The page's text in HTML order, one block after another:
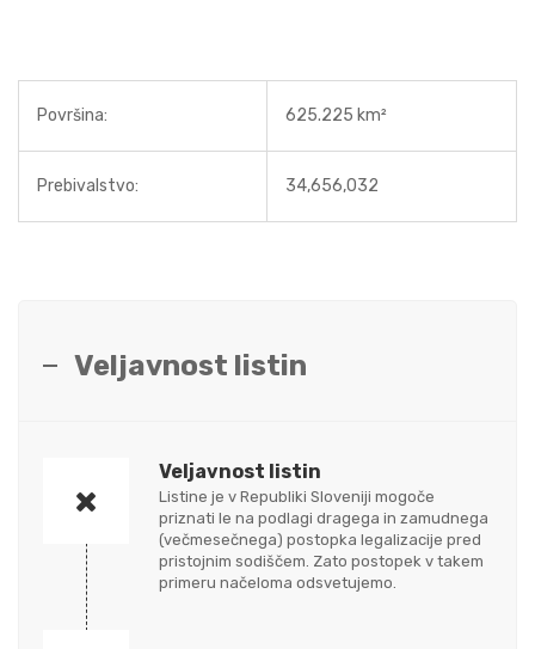
Površina: 625.225 km²
Prebivalstvo: 34,656,032
Veljavnost listin
Veljavnost listin
Listine je v Republiki Sloveniji mogoče
priznati le na podlagi dragega in zamudnega
(večmesečnega) postopka legalizacije pred
pristojnim sodiščem. Zato postopek v takem
primeru načeloma odsvetujemo.